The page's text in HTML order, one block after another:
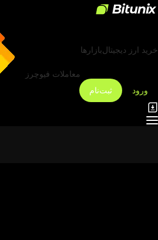
خرید ارز دیجیتالبازارها
معاملات فیوچرز
ورود ثبت‌نام